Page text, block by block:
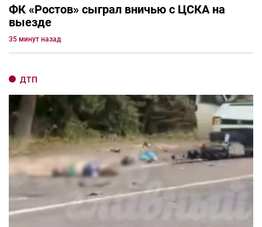
ФК «Ростов» сыграл вничью с ЦСКА на
выезде
35 минут назад
ДТП